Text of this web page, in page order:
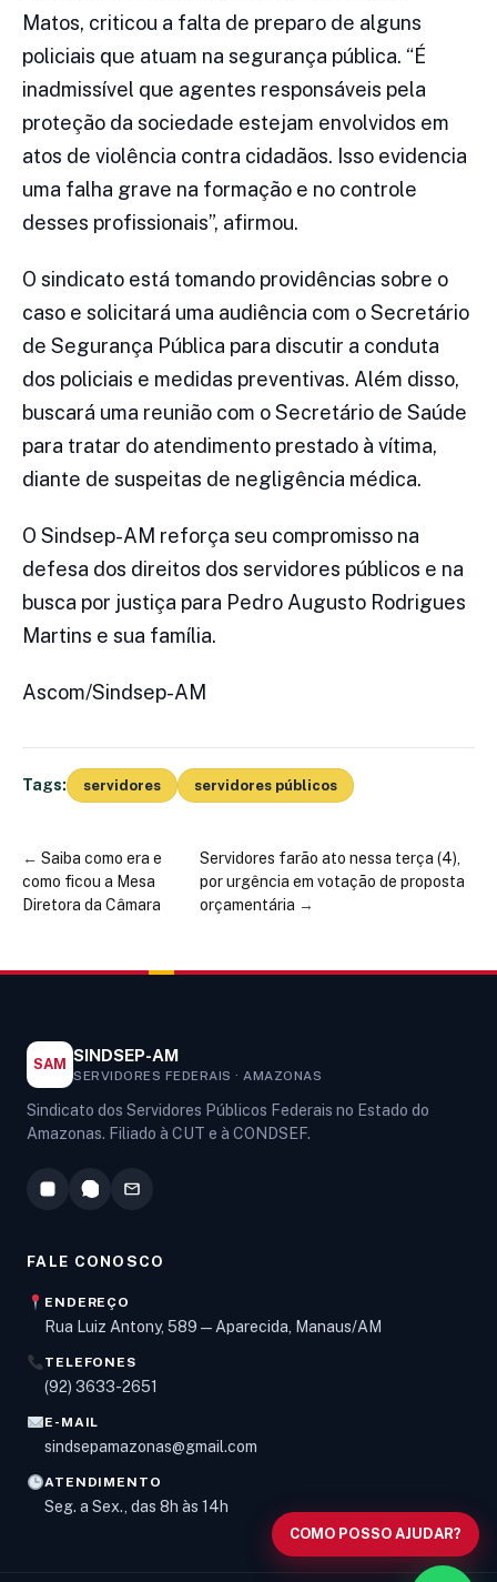
Matos, criticou a falta de preparo de alguns
policiais que atuam na segurança pública. “É
inadmissível que agentes responsáveis pela
proteção da sociedade estejam envolvidos em
atos de violência contra cidadãos. Isso evidencia
uma falha grave na formação e no controle
desses profissionais”, afirmou.
O sindicato está tomando providências sobre o
caso e solicitará uma audiência com o Secretário
de Segurança Pública para discutir a conduta
dos policiais e medidas preventivas. Além disso,
buscará uma reunião com o Secretário de Saúde
para tratar do atendimento prestado à vítima,
diante de suspeitas de negligência médica.
O Sindsep-AM reforça seu compromisso na
defesa dos direitos dos servidores públicos e na
busca por justiça para Pedro Augusto Rodrigues
Martins e sua família.
Ascom/Sindsep-AM
Tags: servidores servidores públicos
← Saiba como era e
como ficou a Mesa
Diretora da Câmara
Servidores farão ato nessa terça (4),
por urgência em votação de proposta
orçamentária →
SAM SINDSEP-AM
SERVIDORES FEDERAIS · AMAZONAS
Sindicato dos Servidores Públicos Federais no Estado do
Amazonas. Filiado à CUT e à CONDSEF.
FALE CONOSCO
ENDEREÇO
Rua Luiz Antony, 589 — Aparecida, Manaus/AM
TELEFONES
(92) 3633-2651
E-MAIL
sindsepamazonas@gmail.com
ATENDIMENTO
Seg. a Sex., das 8h às 14h
COMO POSSO AJUDAR?
Olá! Digite um assunto e vou buscar em nossas